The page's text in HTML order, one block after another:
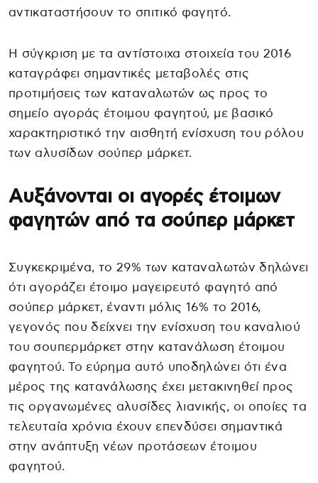
αντικαταστήσουν το σπιτικό φαγητό.
Η σύγκριση με τα αντίστοιχα στοιχεία του 2016
καταγράφει σημαντικές μεταβολές στις
προτιμήσεις των καταναλωτών ως προς το
σημείο αγοράς έτοιμου φαγητού, με βασικό
χαρακτηριστικό την αισθητή ενίσχυση του ρόλου
των αλυσίδων σούπερ μάρκετ.
Αυξάνονται οι αγορές έτοιμων
φαγητών από τα σούπερ μάρκετ
Συγκεκριμένα, το 29% των καταναλωτών δηλώνει
ότι αγοράζει έτοιμο μαγειρευτό φαγητό από
σούπερ μάρκετ, έναντι μόλις 16% το 2016,
γεγονός που δείχνει την ενίσχυση του καναλιού
του σουπερμάρκετ στην κατανάλωση έτοιμου
φαγητού. Το εύρημα αυτό υποδηλώνει ότι ένα
μέρος της κατανάλωσης έχει μετακινηθεί προς
τις οργανωμένες αλυσίδες λιανικής, οι οποίες τα
τελευταία χρόνια έχουν επενδύσει σημαντικά
στην ανάπτυξη νέων προτάσεων έτοιμου
φαγητού.